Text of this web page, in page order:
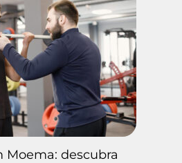
Moema: descubra